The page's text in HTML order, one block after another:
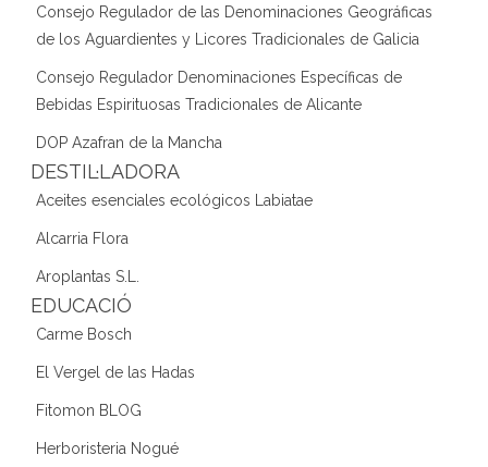
Consejo Regulador de las Denominaciones Geográficas
de los Aguardientes y Licores Tradicionales de Galicia
Consejo Regulador Denominaciones Específicas de
Bebidas Espirituosas Tradicionales de Alicante
DOP Azafran de la Mancha
DESTIL·LADORA
Aceites esenciales ecológicos Labiatae
Alcarria Flora
Aroplantas S.L.
EDUCACIÓ
Carme Bosch
El Vergel de las Hadas
Fitomon BLOG
Herboristeria Nogué